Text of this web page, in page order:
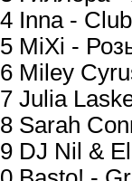
Inna -
MiXi -
Miley
Julia
Sarah
DJ Nil &